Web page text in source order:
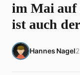
im Mai auf
ist auch
Hannes Nagel